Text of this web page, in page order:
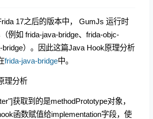
17之后的版本中， GumJs 运行时
例如 frida-java-bridge、frida-objc-
bridge）。因此这篇Java Hook原理分析
frida-java-bridge中。
理分析
获取到的是methodPrototype对象，
函数赋值给implementation字段，使